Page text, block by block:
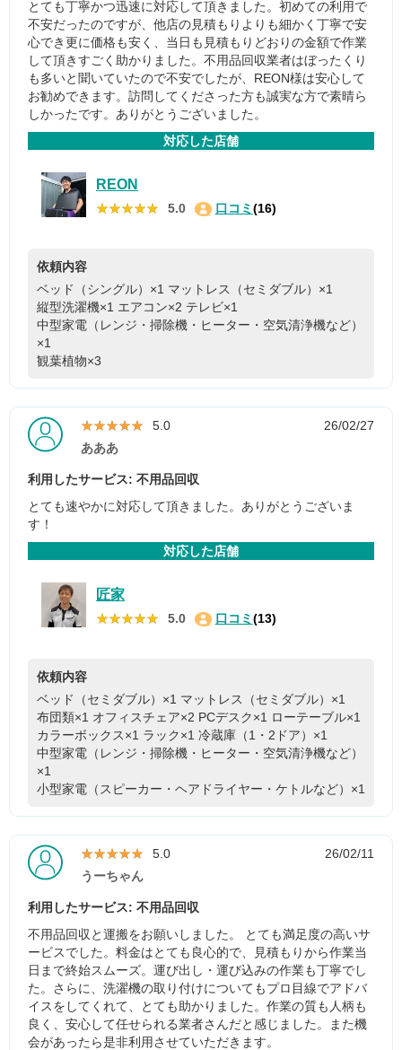
とても丁寧かつ迅速に対応して頂きました。初めての利用で
不安だったのですが、他店の見積もりよりも細かく丁寧で安
心でき更に価格も安く、当日も見積もりどおりの金額で作業
して頂きすごく助かりました。不用品回収業者はぼったくり
も多いと聞いていたので不安でしたが、REON様は安心して
お勧めできます。訪問してくださった方も誠実な方で素晴ら
しかったです。ありがとうございました。
対応した店舗
REON
★★★★★
★★★★★ 5.0 口コミ (16)
依頼内容
ベッド（シングル）×1 マットレス（セミダブル）×1
縦型洗濯機×1 エアコン×2 テレビ×1
中型家電（レンジ・掃除機・ヒーター・空気清浄機など）
×1
観葉植物×3
★★★★★
★★★★★ 5.0
26/02/27
あああ
利用したサービス: 不用品回収
とても速やかに対応して頂きました。ありがとうございま
す！
対応した店舗
匠家
★★★★★
★★★★★ 5.0 口コミ (13)
依頼内容
ベッド（セミダブル）×1 マットレス（セミダブル）×1
布団類×1 オフィスチェア×2 PCデスク×1 ローテーブル×1
カラーボックス×1 ラック×1 冷蔵庫（1・2ドア）×1
中型家電（レンジ・掃除機・ヒーター・空気清浄機など）
×1
小型家電（スピーカー・ヘアドライヤー・ケトルなど）×1
★★★★★
★★★★★ 5.0
26/02/11
うーちゃん
利用したサービス: 不用品回収
不用品回収と運搬をお願いしました。 とても満足度の高いサ
ービスでした。料金はとても良心的で、見積もりから作業当
日まで終始スムーズ。運び出し・運び込みの作業も丁寧でし
た。さらに、洗濯機の取り付けについてもプロ目線でアドバ
イスをしてくれて、とても助かりました。作業の質も人柄も
良く、安心して任せられる業者さんだと感じました。また機
会があったら是非利用させていただきます。